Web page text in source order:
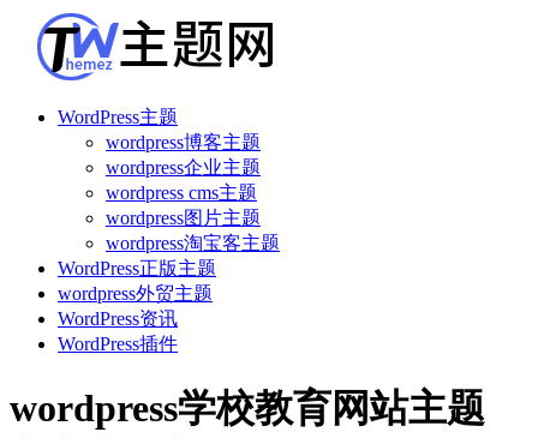
WordPress主题
wordpress博客主题
wordpress企业主题
wordpress cms主题
wordpress图片主题
wordpress淘宝客主题
WordPress正版主题
wordpress外贸主题
WordPress资讯
WordPress插件
wordpress学校教育网站主题